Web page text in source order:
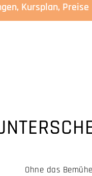
Kursplan, Preise
Ohne das